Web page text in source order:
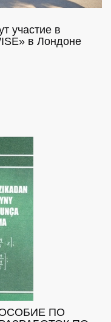
участие в
в Лондоне
ПО